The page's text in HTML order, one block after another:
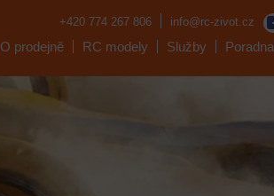
+420 774 267 806 info@rc-zivot.cz
O prodejně RC modely Služby Poradna